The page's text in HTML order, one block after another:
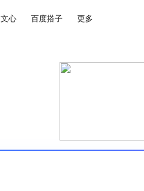
文心 百度搭子 更多